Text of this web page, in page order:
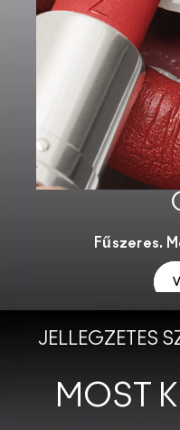
Fűszeres.
JELLEGZETES
MOST